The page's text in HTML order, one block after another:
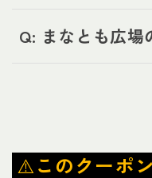
Q: まなとも広場
⚠️このクーポ